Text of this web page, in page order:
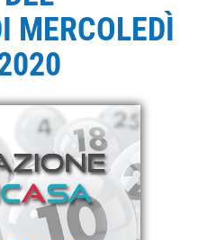
MERCOLEDÌ